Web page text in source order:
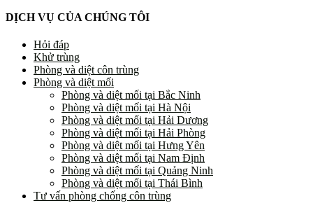
DỊCH VỤ CỦA CHÚNG TÔI
Hỏi đáp
Khử trùng
Phòng và diệt côn trùng
Phòng và diệt mối
Phòng và diệt mối tại Bắc Ninh
Phòng và diệt mối tại Hà Nội
Phòng và diệt mối tại Hải Dương
Phòng và diệt mối tại Hải Phòng
Phòng và diệt mối tại Hưng Yên
Phòng và diệt mối tại Nam Định
Phòng và diệt mối tại Quảng Ninh
Phòng và diệt mối tại Thái Bình
Tư vấn phòng chống côn trùng